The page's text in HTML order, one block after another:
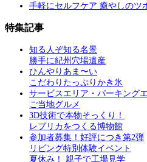
手軽にセルフケア 癒やしのツ
特集記事
知る人ぞ知る名景
勝手に紀州穴場遺産
ひんやりあま〜い
こだわりたっぷりかき氷
サービスエリア・パーキング
ご当地グルメ
3D技術で本物そっくり！
レプリカをつくる博物館
参加者募集！好評につき第2弾
リビング特別体験イベント
夏休み！ 親子で工場見学